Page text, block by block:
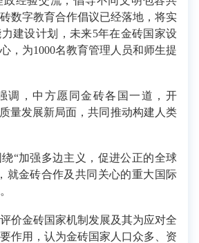
数字教育合作倡议已经落地，将实
建设计划，未来5年在金砖国家设
，为1000名教育管理人员和师生提
，中方愿同金砖各国一道，开
量发展新局面，共同推动构建人类
加强多边主义，促进公正的全球
就金砖合作及共同关心的重大国际
金砖国家机制发展及其为应对全
作用，认为金砖国家人口众多、资